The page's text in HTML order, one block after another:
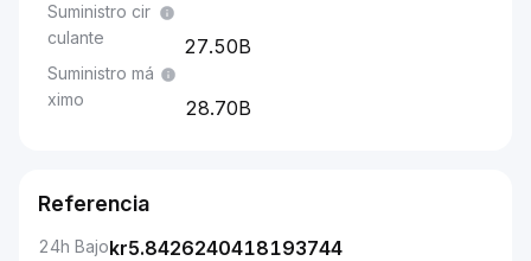
Suministro cir
culante
27.50B
Suministro má
ximo
28.70B
Referencia
24h Bajokr5.8426240418193744